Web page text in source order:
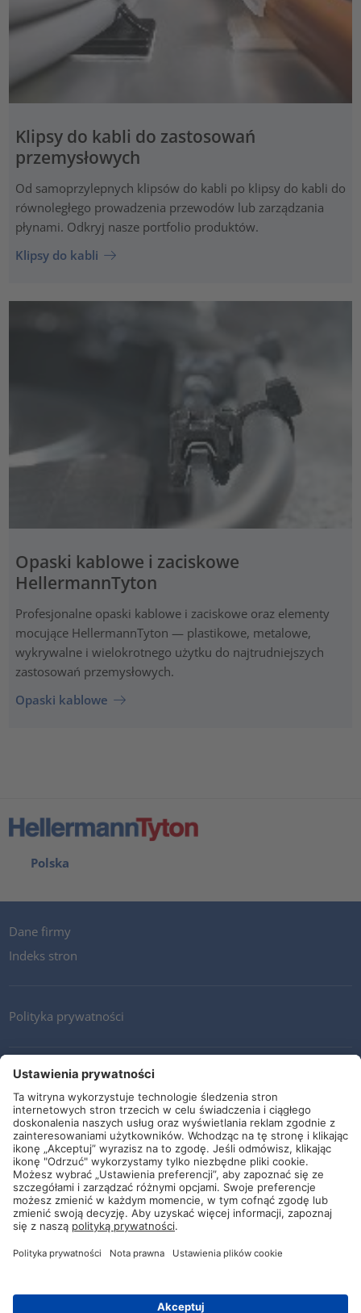
Klipsy do kabli do zastosowań
przemysłowych
Od samoprzylepnych klipsów do kabli po klipsy do kabli do
równoległego prowadzenia przewodów lub zarządzania
płynami. Odkryj nasze portfolio produktów.
Klipsy do kabli
Opaski kablowe i zaciskowe
HellermannTyton
Profesjonalne opaski kablowe i zaciskowe oraz elementy
mocujące HellermannTyton — plastikowe, metalowe,
wykrywalne i wielokrotnego użytku do najtrudniejszych
zastosowań przemysłowych.
Opaski kablowe
Polska
Dane firmy
Indeks stron
Polityka prywatności
Kontakt
Newsletter
Ogólne warunki i dostawy
Wytyczne i zobowiązania
Media społecznościowe